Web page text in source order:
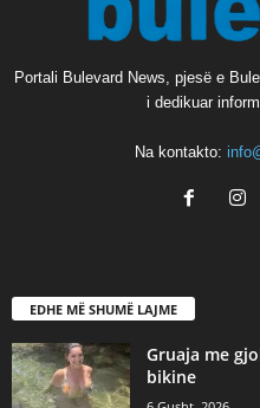
Portali Bulevard News, pjesë e
i dedikuar
Na kontakto:
EDHE MË SHUMË LAJME
Gruaja me
bikine